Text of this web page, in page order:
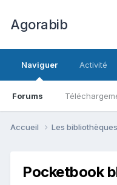
Agorabib
Naviguer
Forums
Activité
Accueil Les bibliothèques
Pocketbook